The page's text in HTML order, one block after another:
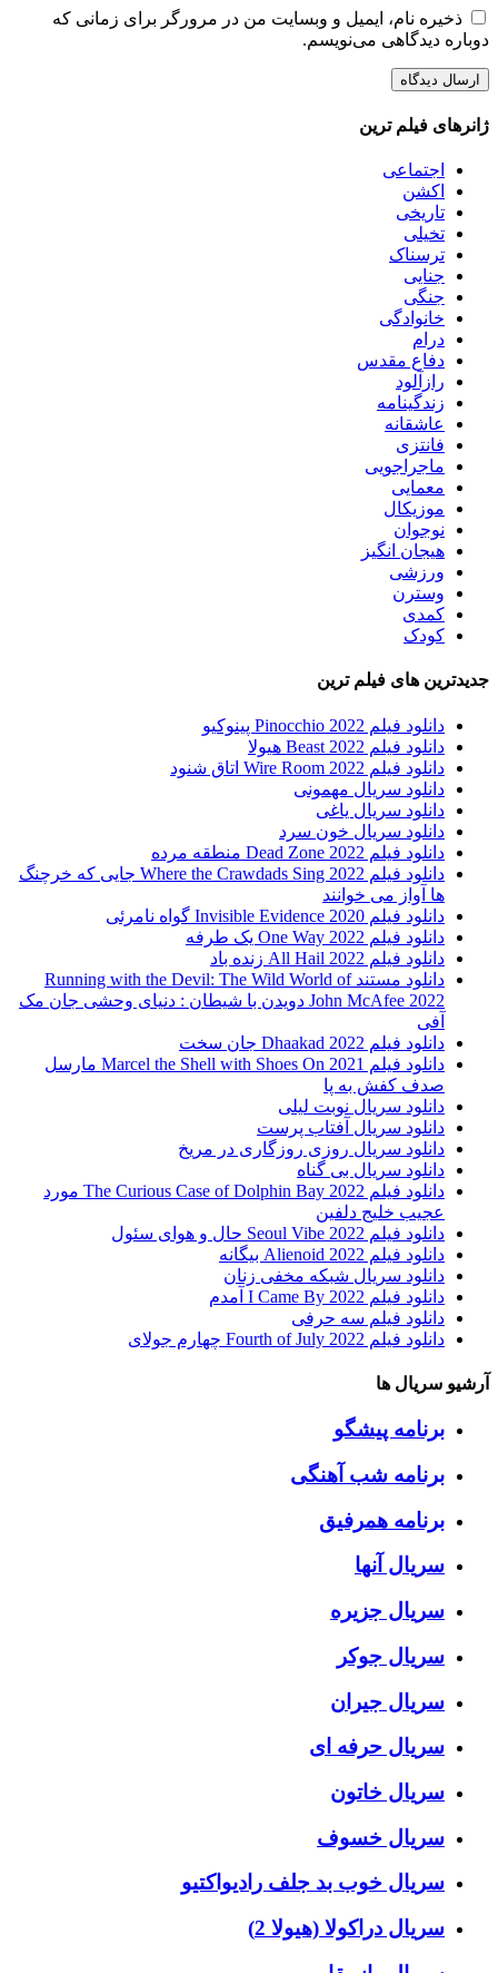
ذخیره نام، ایمیل و وبسایت من در مرورگر برای زمانی که
دوباره دیدگاهی می‌نویسم.
ژانرهای فیلم ترین
اجتماعی
اکشن
تاریخی
تخیلی
ترسناک
جنایی
جنگی
خانوادگی
درام
دفاع مقدس
رازآلود
زندگینامه
عاشقانه
فانتزی
ماجراجویی
معمایی
موزیکال
نوجوان
هیجان انگیز
ورزشی
وسترن
کمدی
کودک
جدیدترین های فیلم ترین
دانلود فیلم Pinocchio 2022 پینوکیو
دانلود فیلم Beast 2022 هیولا
دانلود فیلم Wire Room 2022 اتاق شنود
دانلود سریال مهمونی
دانلود سریال یاغی
دانلود سریال خون سرد
دانلود فیلم 2022 Dead Zone منطقه مرده
دانلود فیلم Where the Crawdads Sing 2022 جایی که خرچنگ
ها آواز می خوانند
دانلود فیلم 2020 Invisible Evidence گواه نامرئی
دانلود فیلم One Way 2022 یک طرفه
دانلود فیلم All Hail 2022 زنده باد
دانلود مستند Running with the Devil: The Wild World of
John McAfee 2022 دویدن با شیطان : دنیای وحشی جان مک
آفی
دانلود فیلم Dhaakad 2022 جان سخت
دانلود فیلم Marcel the Shell with Shoes On 2021 مارسل
صدف کفش به پا
دانلود سریال نوبت لیلی
دانلود سریال آفتاب پرست
دانلود سریال روزی روزگاری در مریخ
دانلود سریال بی گناه
دانلود فیلم The Curious Case of Dolphin Bay 2022 مورد
عجیب خلیج دلفین
دانلود فیلم Seoul Vibe 2022 حال و هوای سئول
دانلود فیلم Alienoid 2022 بیگانه
دانلود سریال شبکه مخفی زنان
دانلود فیلم I Came By 2022 آمدم
دانلود فیلم سه حرفی
دانلود فیلم Fourth of July 2022 چهارم جولای
آرشیو سریال ها
برنامه پیشگو
برنامه شب آهنگی
برنامه همرفیق
سریال آنها
سریال جزیره
سریال جوکر
سریال جیران
سریال حرفه ای
سریال خاتون
سریال خسوف
سریال خوب بد جلف رادیواکتیو
سریال دراکولا (هیولا 2)